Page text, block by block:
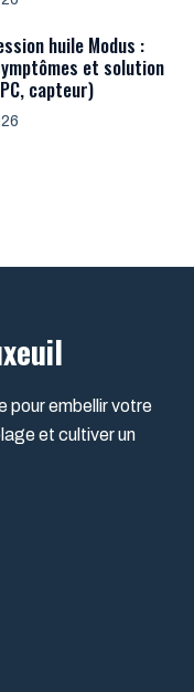
huile Modus :
et solution
capteur)
pour embellir votre
et cultiver un